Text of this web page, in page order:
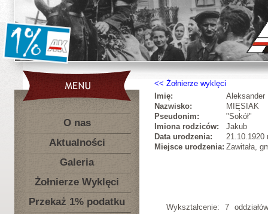
O nas
Aktualności
Galeria
Żołnierze Wyklęci
Przekaż 1% podatku
Żołnierze wyklęci
Imię:
Aleksander
Nazwisko:
MIĘSIAK
Pseudonim:
"Sokół"
Imiona rodziców:
Jakub
Data urodzenia:
21.10.1920
Miejsce urodzenia: Zawitała,
Wykształcenie: 7